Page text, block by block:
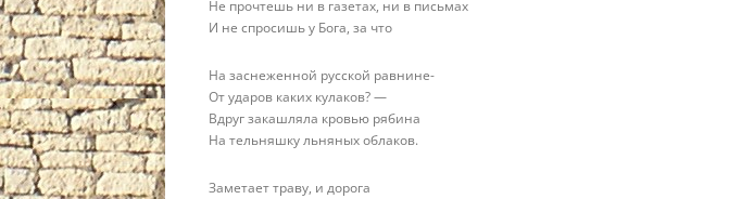
Не прочтешь ни в газетах, ни в письмах
И не спросишь у Бога, за что
На заснеженной русской равнине-
От ударов каких кулаков? —
Вдруг закашляла кровью рябина
На тельняшку льняных облаков.
Заметает траву, и дорога